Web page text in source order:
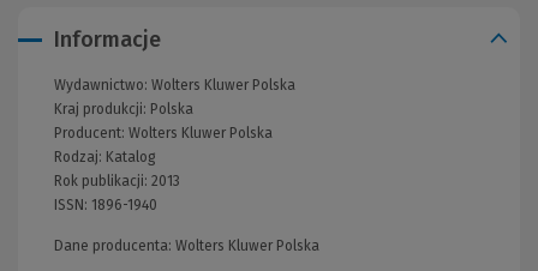
Informacje
Wydawnictwo: Wolters Kluwer Polska
Kraj produkcji: Polska
Producent: Wolters Kluwer Polska
Rodzaj: Katalog
Rok publikacji: 2013
ISSN: 1896-1940
Dane producenta: Wolters Kluwer Polska